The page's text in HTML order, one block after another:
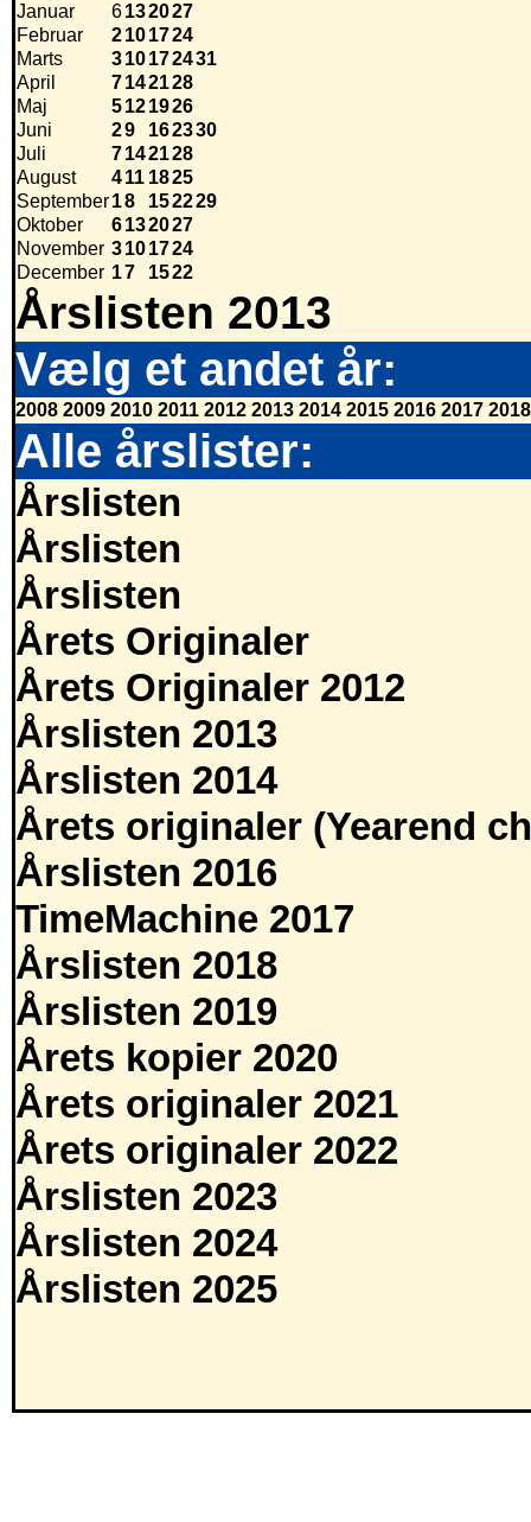
Januar
6132027
Februar
2101724
Marts
310172431
April
7142128
Maj
5121926
Juni
29 162330
Juli
7142128
August
411 1825
September18 152229
Oktober
6132027
November 3101724
December 17 1522
Årslisten 2013
Vælg et andet år:
2008 2009 2010 2011 2012 2013 2014 2015 2016 2017 2018
Alle årslister:
Årslisten
Årslisten
Årslisten
Årets Originaler
Årets Originaler 2012
Årslisten 2013
Årslisten 2014
Årets originaler (Yearend
Årslisten 2016
TimeMachine 2017
Årslisten 2018
Årslisten 2019
Årets kopier 2020
Årets originaler 2021
Årets originaler 2022
Årslisten 2023
Årslisten 2024
Årslisten 2025